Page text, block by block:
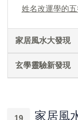
姓名改運學的
家居風水大發現
玄學靈驗新發現
19 家居風